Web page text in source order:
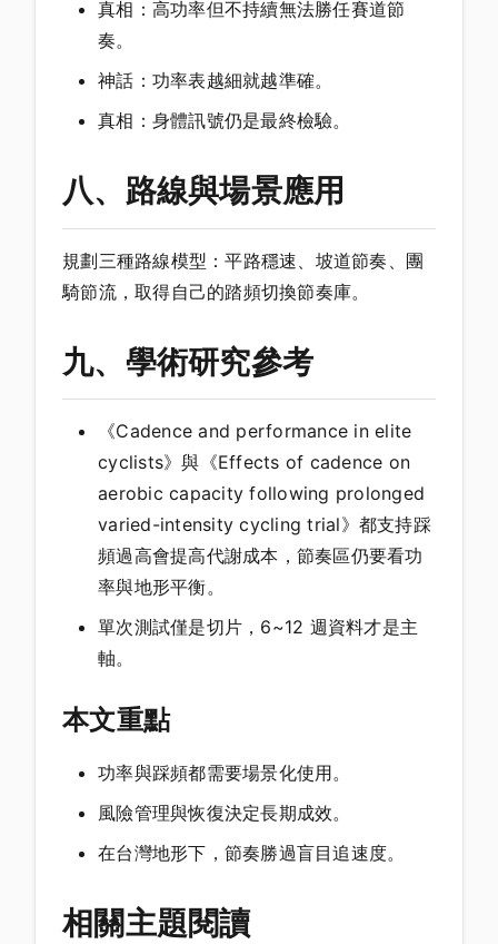
真相：高功率但不持續無法勝任賽道節
奏。
神話：功率表越細就越準確。
真相：身體訊號仍是最終檢驗。
八、路線與場景應用
規劃三種路線模型：平路穩速、坡道節奏、團
騎節流，取得自己的踏頻切換節奏庫。
九、學術研究參考
《Cadence and performance in elite
cyclists》與《Effects of cadence on
aerobic capacity following prolonged
varied-intensity cycling trial》都支持踩
頻過高會提高代謝成本，節奏區仍要看功
率與地形平衡。
單次測試僅是切片，6~12 週資料才是主
軸。
本文重點
功率與踩頻都需要場景化使用。
風險管理與恢復決定長期成效。
在台灣地形下，節奏勝過盲目追速度。
相關主題閱讀